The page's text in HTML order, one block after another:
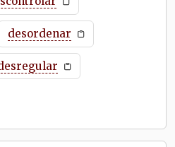
desordenar